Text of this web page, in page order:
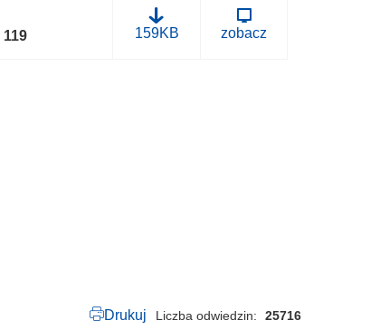
119 159KB zobacz
Drukuj Liczba odwiedzin 25716